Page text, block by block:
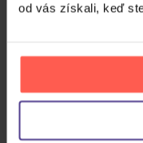
od vás získali, keď